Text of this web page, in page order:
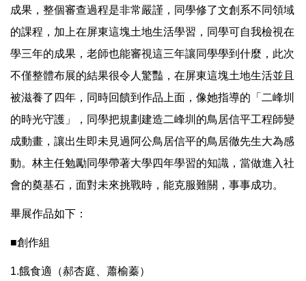
成果，整個審查過程是非常嚴謹，同學修了文創系不同領域
的課程，加上在屏東這塊土地生活學習，同學可自我檢視在
學三年的成果，老師也能審視這三年讓同學學到什麼，此次
不僅整體布展的結果很令人驚豔，在屏東這塊土地生活並且
被滋養了四年，同時回饋到作品上面，像她指導的「二峰圳
的時光守護」，同學把規劃建造二峰圳的鳥居信平工程師變
成動畫，讓出生即未見過阿公鳥居信平的鳥居徹先生大為感
動。林主任勉勵同學帶著大學四年學習的知識，當做進入社
會的奠基石，面對未來挑戰時，能克服難關，事事成功。
畢展作品如下：
■創作組
1.餓食適（郝杏庭、蕭榆蓁）